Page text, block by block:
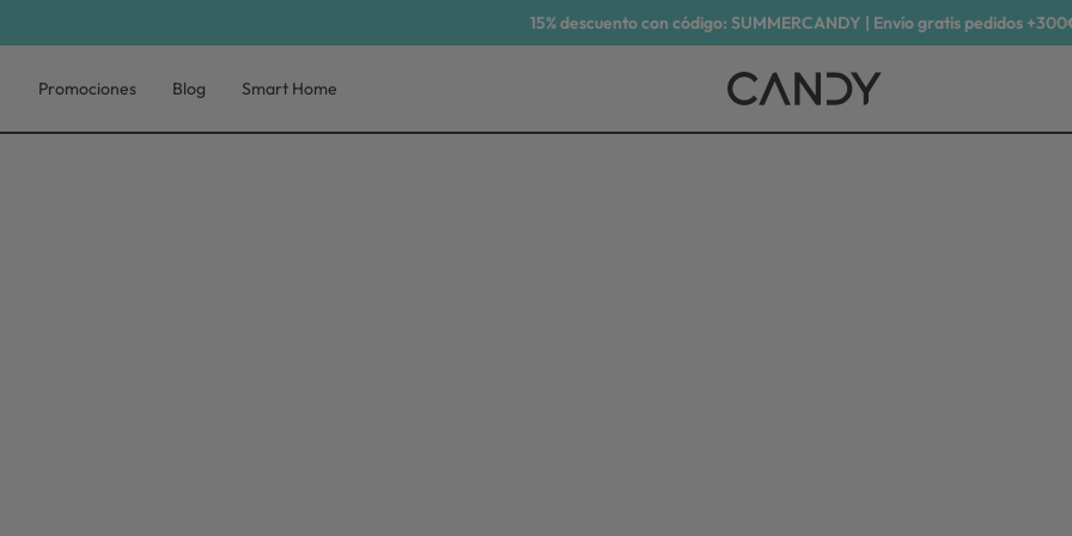
15% descuento con código: SUMMERCANDY | Envío gratis pedidos
Promociones Blog Smart Home